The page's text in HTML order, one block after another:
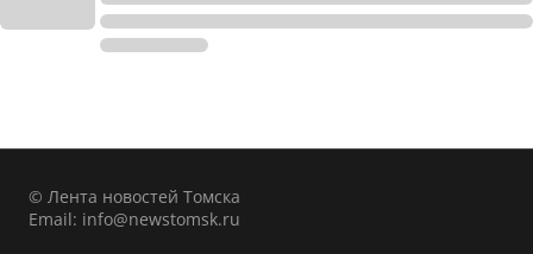
© Лента новостей Томска
Email: info@newstomsk.ru